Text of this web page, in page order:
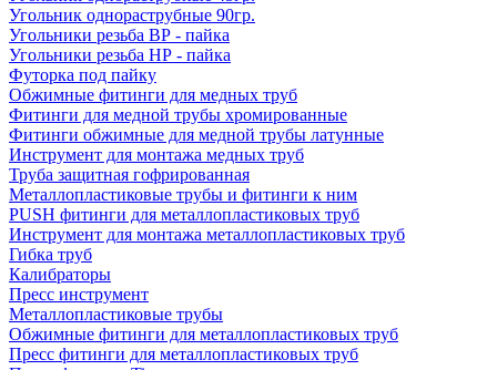
Угольник однораструбные 90гр.
Угольники резьба ВР - пайка
Угольники резьба НР - пайка
Футорка под пайку
Обжимные фитинги для медных труб
Фитинги для медной трубы хромированные
Фитинги обжимные для медной трубы латунные
Инструмент для монтажа медных труб
Труба защитная гофрированная
Металлопластиковые трубы и фитинги к ним
PUSH фитинги для металлопластиковых труб
Инструмент для монтажа металлопластиковых труб
Гибка труб
Калибраторы
Пресс инструмент
Металлопластиковые трубы
Обжимные фитинги для металлопластиковых труб
Пресс фитинги для металлопластиковых труб